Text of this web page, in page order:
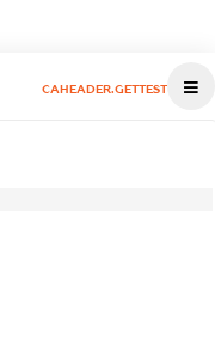
CAHEADER.GETTEST